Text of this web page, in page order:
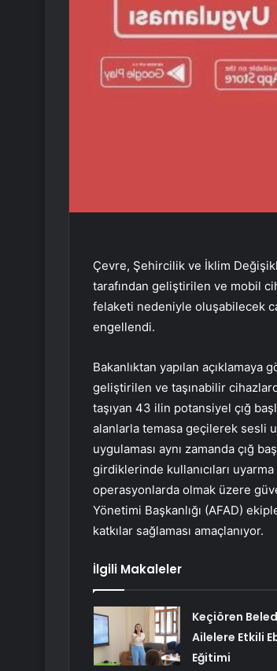
Çevre, Şehircilik ve İklim
tarafından geliştirilen ve mobil
felaketi nedeniyle oluşabilecek
engellendi.
Bakanlıktan yapılan
geliştirilen ve taşınabilir
taşıyan 43 ilin potansiyel çığ
alanlarla temasa geçilerek sesli
uygulaması aynı zamanda çığ
girdiklerinde kullanıcıları
operasyonlarda olmak üzere
Yönetimi Başkanlığı (AFAD)
katkılar sağlaması amaçlanıyor.
İlgili Makaleler
Keçiören
Ailelere Etkili
Eğitimi